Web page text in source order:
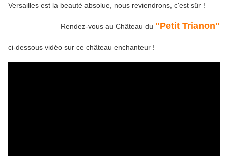
Versailles est la beauté absolue, nous reviendrons, c'est sûr !
Rendez-vous au Château du "Petit Trianon"
ci-dessous vidéo sur ce château enchanteur !